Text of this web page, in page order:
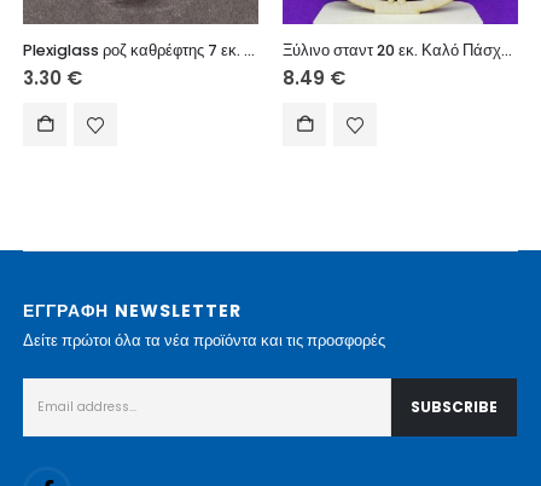
Plexiglass ροζ καθρέφτης 7 εκ. Παναγία
3.30 €
Ξύλινο σταντ 20 εκ. Καλό Πάσχα Θεία
8.49 €
ΕΓΓΡΑΦΗ NEWSLETTER
Δείτε πρώτοι όλα τα νέα προϊόντα και τις προσφορές